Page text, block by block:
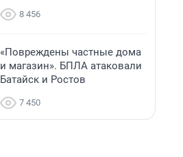
8 456
«Повреждены частные дома
и магазин». БПЛА атаковали
Батайск и Ростов
7 450